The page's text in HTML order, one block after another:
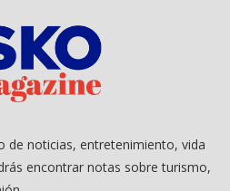
de noticias, entretenimiento, vida
encontrar notas sobre turismo,